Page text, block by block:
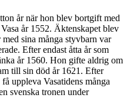
år när hon blev bortgift med
år 1552. Äktenskapet blev
sina många styvbarn var
Efter endast åtta år som
år 1560. Hon gifte aldrig om
till sin död år 1621. Efter
uppleva Vasatidens många
svenska tronen under